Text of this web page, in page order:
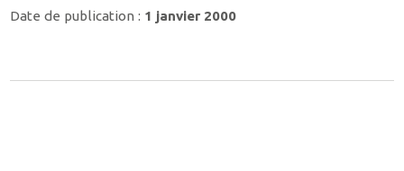
Date de publication : 1 janvier 2000